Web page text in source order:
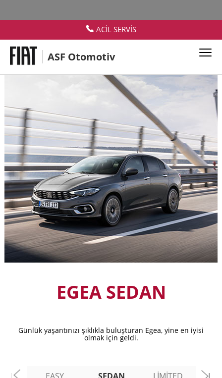
ACİL SERVİS
ASF Otomotiv
EGEA SEDAN
Günlük yaşantınızı şıklıkla buluşturan Egea, yine en iyisi
olmak için geldi.